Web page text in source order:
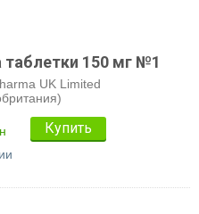
таблетки 150 мг №1
UK Lіmіted
Купить